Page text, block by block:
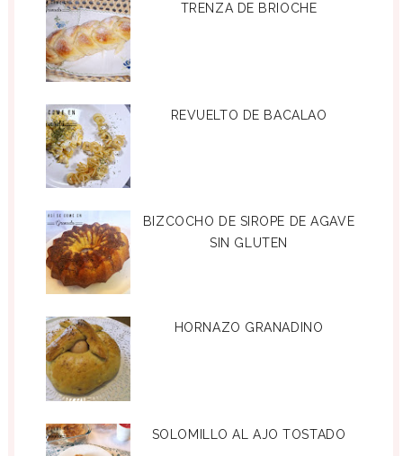
TRENZA DE BRIOCHE
REVUELTO DE BACALAO
BIZCOCHO DE SIROPE DE AGAVE
SIN GLUTEN
HORNAZO GRANADINO
SOLOMILLO AL AJO TOSTADO